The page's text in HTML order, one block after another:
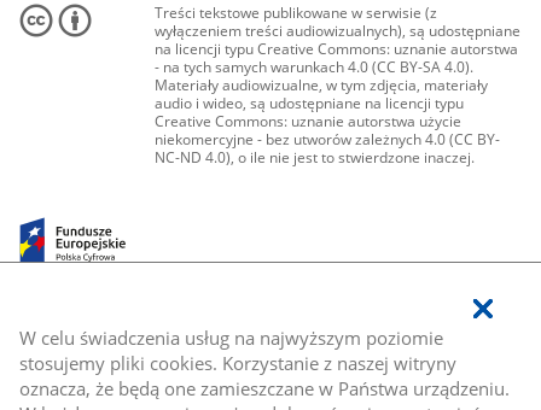
W celu świadczenia usług na najwyższym poziomie
stosujemy pliki cookies. Korzystanie z naszej witryny
oznacza, że będą one zamieszczane w Państwa urządzeniu.
Treści tekstowe publikowane w serwisie (z
wyłączeniem treści audiowizualnych), są udostępniane
na licencji typu Creative Commons: uznanie autorstwa
- na tych samych warunkach 4.0 (CC BY-SA 4.0).
Materiały audiowizualne, w tym zdjęcia, materiały
audio i wideo, są udostępniane na licencji typu
Creative Commons: uznanie autorstwa użycie
niekomercyjne - bez utworów zależnych 4.0 (CC BY-
NC-ND 4.0), o ile nie jest to stwierdzone inaczej.